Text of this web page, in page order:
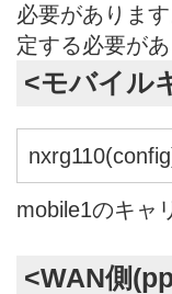
必要がありま
定する必要があ
<モバイル
mobile1のキャ
<WAN側